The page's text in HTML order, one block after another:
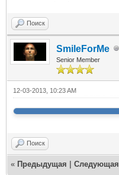
Поиск
SmileForMe
Senior Member
12-03-2013, 10:23 AM
Поиск
« Предыдущая Следующая